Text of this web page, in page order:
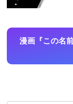
漫画『この名